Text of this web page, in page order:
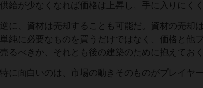
供給が少なくなれば価格は上昇し、手に入りにくく
逆に、資材は売却することも可能だ。資材の売却
単純に必要なものを買うだけではなく、価格と他
売るべきか、それとも後の建築のために抱えてお
特に面白いのは、市場の動きそのものがプレイヤ